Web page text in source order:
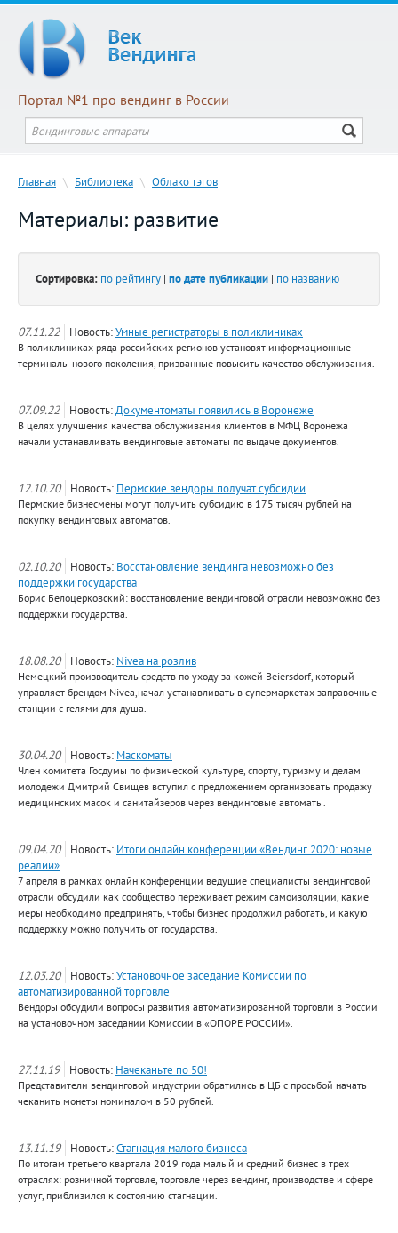
Портал №1 про вендинг в России
Главная \ Библиотека \ Облако тэгов
Материалы: развитие
Сортировка: по рейтингу | по дате публикации | по названию
07.11.22 Новость:Умные регистраторы в поликлиниках
В поликлиниках ряда российских регионов установят информационные
терминалы нового поколения, призванные повысить качество обслуживания.
07.09.22 Новость:Документоматы появились в Воронеже
В целях улучшения качества обслуживания клиентов в МФЦ Воронежа
начали устанавливать вендинговые автоматы по выдаче документов.
12.10.20 Новость: Пермские вендоры получат субсидии
Пермские бизнесмены могут получить субсидию в 175 тысяч рублей на
покупку вендинговых автоматов.
02.10.20 Новость: Восстановление вендинга невозможно без
поддержки государства
Борис Белоцерковский: восстановление вендинговой отрасли невозможно без
поддержки государства.
18.08.20 Новость: Nivea на розлив
Немецкий производитель средств по уходу за кожей Beiersdorf, который
управляет брендом Nivea,начал устанавливать в супермаркетах заправочные
станции с гелями для душа.
30.04.20 Новость: Маскоматы
Член комитета Госдумы по физической культуре, спорту, туризму и делам
молодежи Дмитрий Свищев вступил с предложением организовать продажу
медицинских масок и санитайзеров через вендинговые автоматы.
09.04.20 Новость: Итоги онлайн конференции «Вендинг 2020: новые
реалии»
7 апреля в рамках онлайн конференции ведущие специалисты вендинговой
отрасли обсудили как сообщество переживает режим самоизоляции, какие
меры необходимо предпринять, чтобы бизнес продолжил работать, и какую
поддержку можно получить от государства.
12.03.20 Новость:Установочное заседание Комиссии по
автоматизированной торговле
Вендоры обсудили вопросы развития автоматизированной торговли в России
на установочном заседании Комиссии в «ОПОРЕ РОССИИ».
27.11.19 Новость: Начеканьте по 50!
Представители вендинговой индустрии обратились в ЦБ с просьбой начать
чеканить монеты номиналом в 50 рублей.
13.11.19 Новость:Стагнация малого бизнеса
По итогам третьего квартала 2019 года малый и средний бизнес в трех
отраслях: розничной торговле, торговле через вендинг, производстве и сфере
услуг, приблизился к состоянию стагнации.